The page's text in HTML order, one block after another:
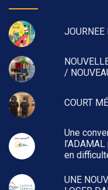
JOURNEE
/
COURT
Une
en
UNE